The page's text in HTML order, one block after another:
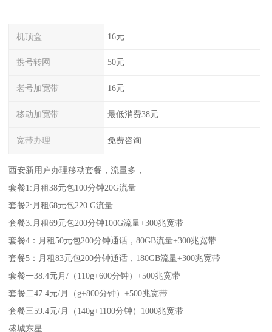
机顶盒 16元
携号转网 50元
老号加宽带 16元
移动加宽带 最低消费38元
宽带办理 免费咨询
西安新用户办理移动套餐，流量多，
套餐1:月租38元包100分钟20G流量
套餐2:月租68元包220 G流量
套餐3:月租69元包200分钟100G流量+300兆宽带
套餐4：月租50元包200分钟通话，80GB流量+300兆宽带
套餐5：月租83元包200分钟通话，180GB流量+300兆宽带
套餐一38.4元月/（110g+600分钟）+500兆宽带
套餐二47.4元/月（g+800分钟）+500兆宽带
套餐三59.4元/月（140g+1100分钟）1000兆宽带
盛城东星